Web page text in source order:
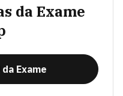
da Exame
Exame